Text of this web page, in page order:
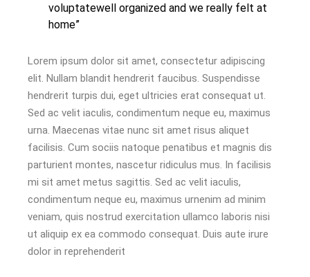
voluptatewell organized and we really felt at
home”
Lorem ipsum dolor sit amet, consectetur adipiscing
elit. Nullam blandit hendrerit faucibus. Suspendisse
hendrerit turpis dui, eget ultricies erat consequat ut.
Sed ac velit iaculis, condimentum neque eu, maximus
urna. Maecenas vitae nunc sit amet risus aliquet
facilisis. Cum sociis natoque penatibus et magnis dis
parturient montes, nascetur ridiculus mus. In facilisis
mi sit amet metus sagittis. Sed ac velit iaculis,
condimentum neque eu, maximus urnenim ad minim
veniam, quis nostrud exercitation ullamco laboris nisi
ut aliquip ex ea commodo consequat. Duis aute irure
dolor in reprehenderit